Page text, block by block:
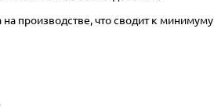
производстве, что сводит к минимуму